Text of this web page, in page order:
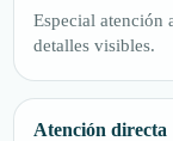
Especial atención
detalles visibles.
Atención directa